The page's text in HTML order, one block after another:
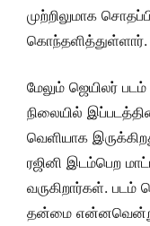
முற்றிலுமாக
கொந்தளித்துள்ளார்.
மேலும் ஜெயிலர்
நிலையில்
வெளியாக
ரஜினி இடம்பெற
வருகிறார்கள்.
தன்மை